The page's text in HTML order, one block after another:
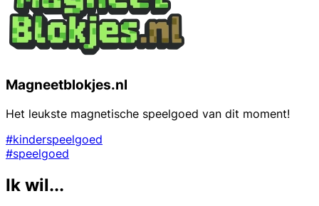
Magneetblokjes.nl
Het leukste magnetische speelgoed van dit moment!
#kinderspeelgoed
#speelgoed
Ik wil...